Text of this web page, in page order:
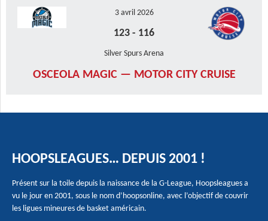
3 avril 2026
123 - 116
Silver Spurs Arena
OSCEOLA MAGIC — MOTOR CITY CRUISE
HOOPSLEAGUES… DEPUIS 2001 !
Présent sur la toile depuis la naissance de la G-League, Hoopsleagues a
vu le jour en 2001, sous le nom d’hoopsonline, avec l’objectif de couvrir
les ligues mineures de basket américain.